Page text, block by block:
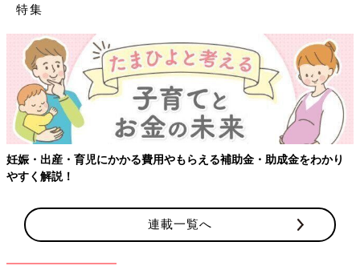
特集
妊娠・出産・育児にかかる費用やもらえる補助金・助成金をわかり
やすく解説！
連載一覧へ